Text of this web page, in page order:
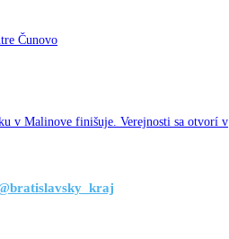
Čunovo
v Malinove finišuje. Verejnosti sa otvorí v